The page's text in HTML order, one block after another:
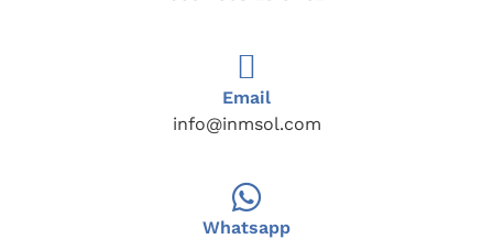
Email
info@inmsol.com
Whatsapp